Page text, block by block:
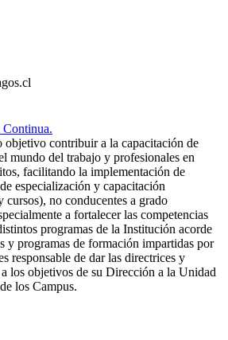
contribuir a la capacitación de
mundo del trabajo y profesionales en
facilitando la implementación de
especialización y capacitación
no conducentes a grado
a fortalecer las competencias
programas de la Institución acorde
y programas de formación impartidas por
responsable de dar las directrices y
los objetivos de su Dirección a la Unidad
los Campus.